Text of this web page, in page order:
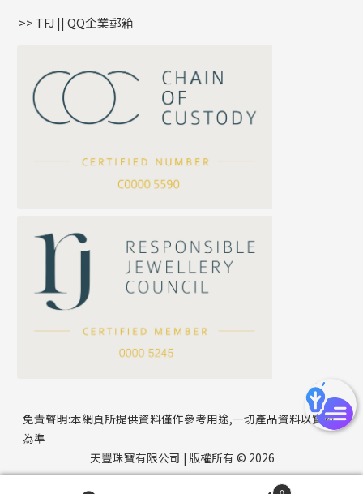
公司名稱
聯絡電話
嘴唇鏈系列
S車花鏈系列
珍珠鏈系列
坦克鏈系列
滿天星鏈系列
方假繩鏈系列
星座吊墜
珠扣
>> TFJ || QQ企業郵箱
免責聲明:本網頁所提供資料僅作參考用途,一切產品資料以實物
為準
天豐珠寶有限公司 | 版權所有 © 2026